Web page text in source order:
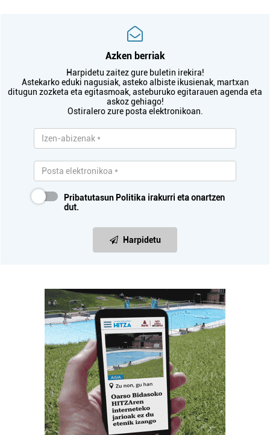
Azken berriak
Harpidetu zaitez gure buletin irekira!
Astekarko eduki nagusiak, asteko albiste ikusienak, martxan
ditugun zozketa eta egitasmoak, asteburuko egitarauen agenda eta
askoz gehiago!
Ostiralero zure posta elektronikoan.
Pribatutasun Politika irakurri eta onartzen
dut.
Harpidetu